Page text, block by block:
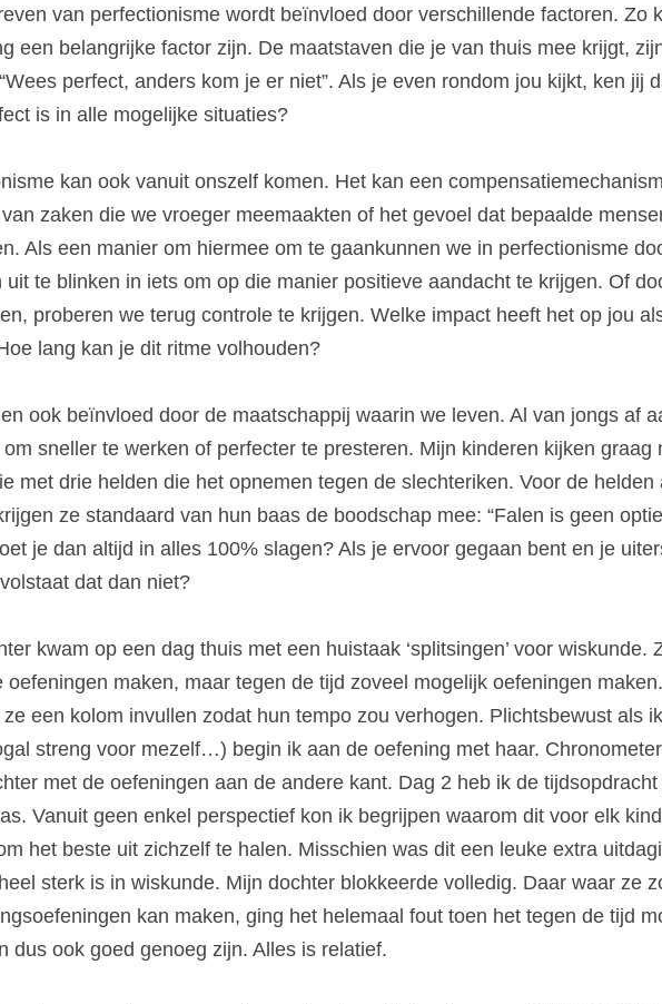
van perfectionisme wordt beïnvloed door verschillende factoren. Zo
een belangrijke factor zijn. De maatstaven die je van thuis mee krijgt,
perfect, anders kom je er niet”. Als je even rondom jou kijkt, ken jij
is in alle mogelijke situaties?
kan ook vanuit onszelf komen. Het kan een
zaken die we vroeger meemaakten of het gevoel dat bepaalde
Als een manier om hiermee om te gaankunnen we in perfectionisme
uit te blinken in iets om op die manier positieve aandacht te krijgen. Of
proberen we terug controle te krijgen. Welke impact heeft het op jou
lang kan je dit ritme volhouden?
ook beïnvloed door de maatschappij waarin we leven. Al van jongs af
om sneller te werken of perfecter te presteren. Mijn kinderen kijken graag
met drie helden die het opnemen tegen de slechteriken. Voor de helden
ze standaard van hun baas de boodschap mee: “Falen is geen
je dan altijd in alles 100% slagen? Als je ervoor gegaan bent en je
dat dan niet?
kwam op een dag thuis met een huistaak ‘splitsingen’ voor wiskunde.
oefeningen maken, maar tegen de tijd zoveel mogelijk oefeningen
ze een kolom invullen zodat hun tempo zou verhogen. Plichtsbewust als
streng voor mezelf…) begin ik aan de oefening met haar.
met de oefeningen aan de andere kant. Dag 2 heb ik de
Vanuit geen enkel perspectief kon ik begrijpen waarom dit voor elk
het beste uit zichzelf te halen. Misschien was dit een leuke extra
sterk is in wiskunde. Mijn dochter blokkeerde volledig. Daar waar ze
kan maken, ging het helemaal fout toen het tegen de tijd
dus ook goed genoeg zijn. Alles is relatief.